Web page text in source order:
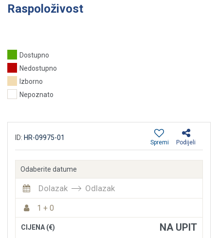
Raspoloživost
Dostupno
Nedostupno
Izborno
Nepoznato
ID: HR-09975-01
Podijeli
Spremi
Odaberite datume
Dolazak Odlazak
1 + 0
CIJENA (€) NA UPIT